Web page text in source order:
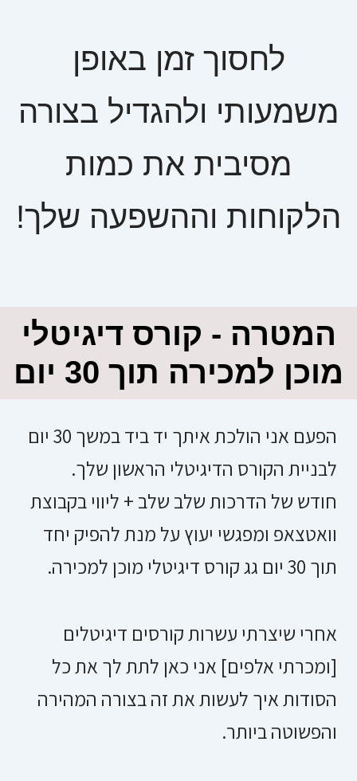
לחסוך זמן באופן
משמעותי ולהגדיל בצורה
מסיבית את כמות
הלקוחות וההשפעה שלך!
המטרה - קורס דיגיטלי
מוכן למכירה תוך 30 יום
הפעם אני הולכת איתך יד ביד במשך 30 יום
לבניית הקורס הדיגיטלי הראשון שלך.
חודש של הדרכות שלב שלב + ליווי בקבוצת
וואטצאפ ומפגשי יעוץ על מנת להפיק יחד
תוך 30 יום גג קורס דיגיטלי מוכן למכירה.
אחרי שיצרתי עשרות קורסים דיגיטלים
[ומכרתי אלפים] אני כאן לתת לך את כל
הסודות איך לעשות את זה בצורה המהירה
והפשוטה ביותר.